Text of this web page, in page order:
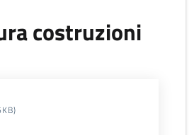
costruzioni